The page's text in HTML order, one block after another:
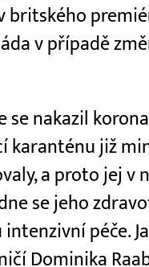
britského
v případě
se nakazil
karanténu již
a proto jej v
se jeho
péče.
Dominika